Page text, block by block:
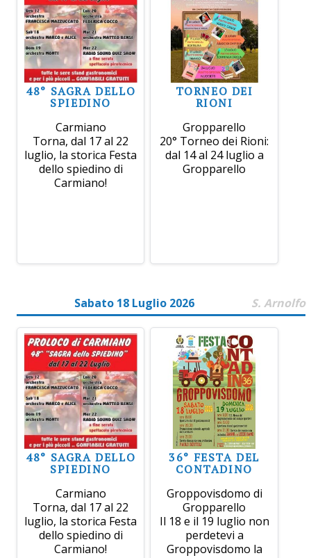
48° SAGRA DELLO
SPIEDINO
Carmiano
Torna, dal 17 al 22
luglio, la storica Festa
dello spiedino di
Carmiano!
TORNEO DEI
RIONI
Gropparello
20° Torneo dei Rioni:
dal 14 al 24 luglio a
Gropparello
Sabato 18 Luglio 2026 S. Arnolfo
48° SAGRA DELLO
SPIEDINO
Carmiano
Torna, dal 17 al 22
luglio, la storica Festa
dello spiedino di
Carmiano!
36° FESTA DEL
CONTADINO
Groppovisdomo di
Gropparello
Il 18 e il 19 luglio non
perdetevi a
Groppovisdomo la